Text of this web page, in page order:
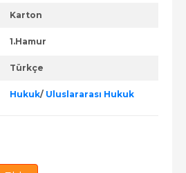
Karton
1.Hamur
Türkçe
Hukuk/ Uluslararası Hukuk